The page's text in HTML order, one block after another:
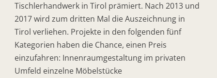
Tischlerhandwerk in Tirol prämiert. Nach 2013 und
2017 wird zum dritten Mal die Auszeichnung in
Tirol verliehen. Projekte in den folgenden fünf
Kategorien haben die Chance, einen Preis
einzufahren: Innenraumgestaltung im privaten
Umfeld einzelne Möbelstücke